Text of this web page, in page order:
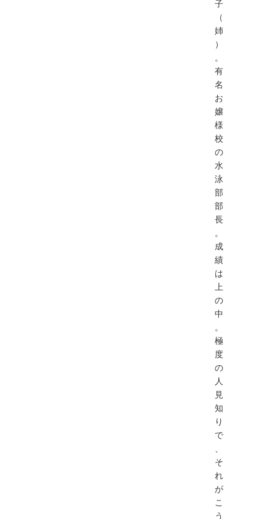
子
（
姉
）
。
有
名
お
嬢
様
校
の
水
泳
部
部
長
。
成
績
は
上
の
中
。
極
度
の
人
見
知
り
で
、
そ
れ
が
こ
う